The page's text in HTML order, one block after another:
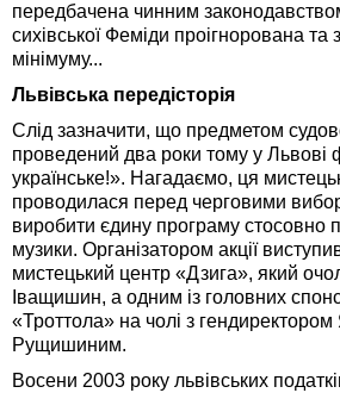
передбачена чинним
сихівської Феміди проігнорована та
мінімуму...
Львівська передісторія
Слід зазначити, що предметом
проведений два роки тому у Львові
українське!». Нагадаємо, ця
проводилася перед черговими
виробити єдину програму стосовно
музики. Організатором акції
мистецький центр «Дзига», який
Іващишин, а одним із головних
«Троттола» на чолі з
Рущишиним.
Восени 2003 року львівських